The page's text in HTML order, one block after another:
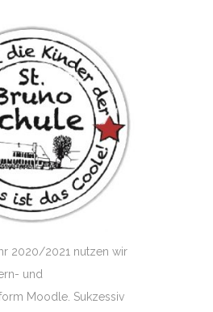
2020/2021 nutzen wir
und
Moodle. Sukzessiv